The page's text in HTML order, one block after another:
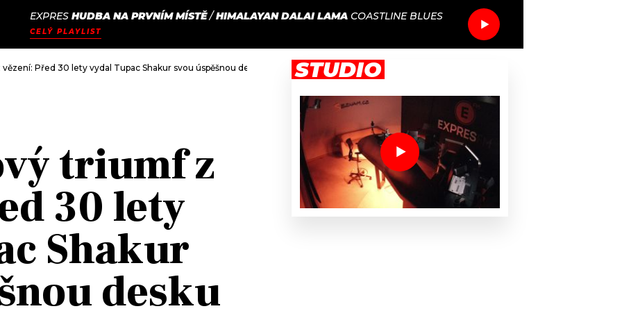
JAK
NALADIT
EXPRES HUDBA NA PRVNÍM MÍSTĚ/HIMALAYAN DALAI LAMA COASTLINE BLUES
CELÝ PLAYLIST
Před 30 lety vydal Tupac Shakur svou úspěšnou desku
triumf z
30 lety
Shakur
desku
STUDIO